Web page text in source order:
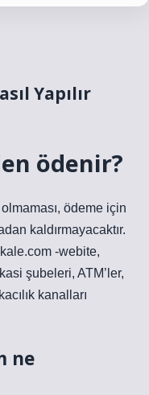
Yapılır
ödenir?
ödeme için
kaldırmayacaktır.
-webite,
şubeleri, ATM’ler,
kanalları
ne